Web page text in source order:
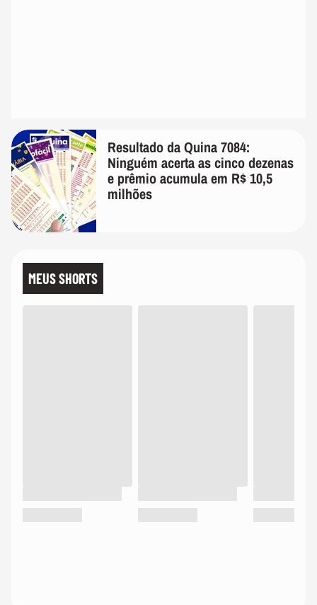
Resultado da Quina 7084:
Ninguém acerta as cinco dezenas
e prêmio acumula em R$ 10,5
milhões
MEUS SHORTS